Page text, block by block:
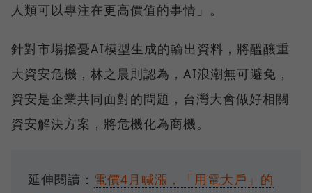
人類可以專注在更高價值的事情」。
針對市場擔憂AI模型生成的輸出資料，將醞釀重
大資安危機，林之晨則認為，AI浪潮無可避免，
資安是企業共同面對的問題，台灣大會做好相關
資安解決方案，將危機化為商機。
延伸閱讀： 電價4月喊漲，「用電大戶」的